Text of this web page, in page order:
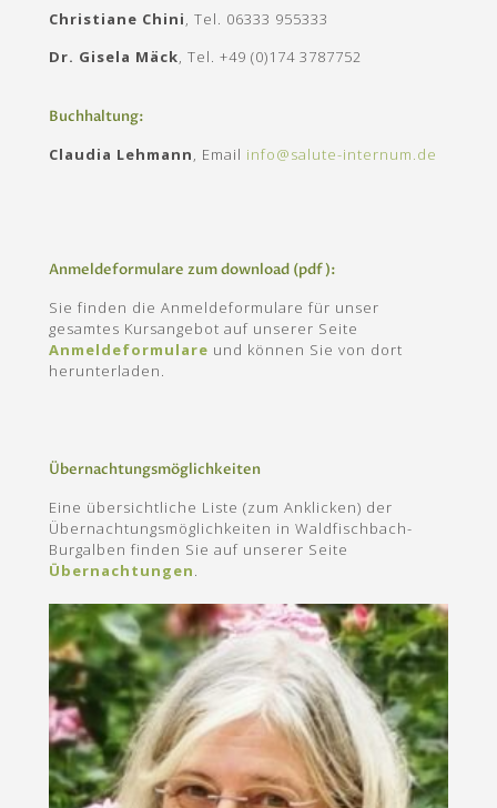
Christiane Chini, Tel. 06333 955333
Dr. Gisela Mäck, Tel. +49 (0)174 3787752
Buchhaltung:
Claudia Lehmann, Email info@salute-internum.de
Anmeldeformulare zum download (pdf):
Sie finden die Anmeldeformulare für unser
gesamtes Kursangebot auf unserer Seite
Anmeldeformulare und können Sie von dort
herunterladen.
Übernachtungsmöglichkeiten
Eine übersichtliche Liste (zum Anklicken) der
Übernachtungsmöglichkeiten in Waldfischbach-
Burgalben finden Sie auf unserer Seite
Übernachtungen.